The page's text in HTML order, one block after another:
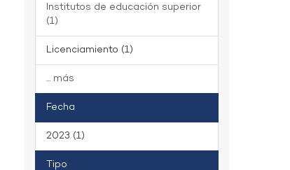
Institutos de educación superior
(1)
Licenciamiento (1)
... más
Fecha
2023 (1)
Tipo